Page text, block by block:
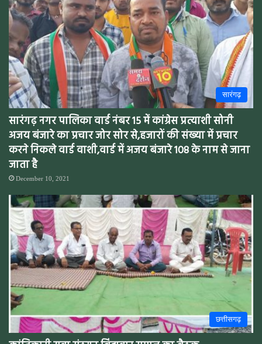
सारंगढ़
सारंगढ़ नगर पालिका वार्ड नंबर 15 में कांग्रेस प्रत्याशी सोनी
अजय बंजारे का प्रचार जोर सोर से,हजारों की संख्या में प्रचार
करने निकले वार्ड वाशी,वार्ड में अजय बंजारे 108 के नाम से जाना
जाता है
December 10, 2021
छत्तीसगढ़